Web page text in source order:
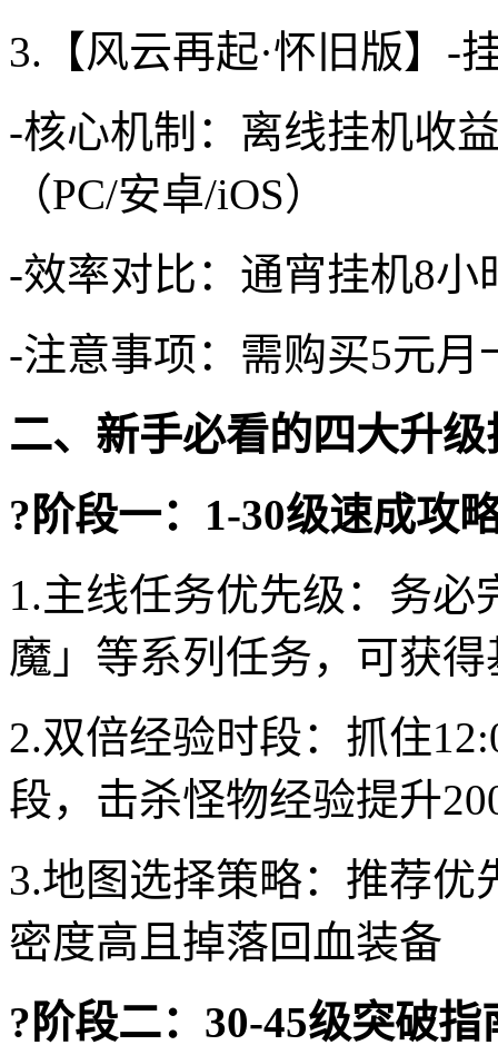
3.【风云再起·怀旧版】-
-核心机制：离线挂机收
（PC/安卓/iOS）
-效率对比：通宵挂机8
-注意事项：需购买5元
二、新手必看的四大升级
?阶段一：1-30级速成攻
1.主线任务优先级：务
魔」等系列任务，可获
2.双倍经验时段：抓住
段，击杀怪物经验提升
3.地图选择策略：推荐
密度高且掉落回血装备
?阶段二：30-45级突破指